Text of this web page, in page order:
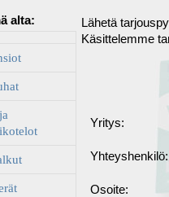
alta:
Lähetä
Käsittelemme
Yritys:
Yhteyshenkilö:
Osoite: